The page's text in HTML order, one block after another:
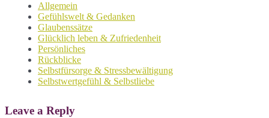
Allgemein
Gefühlswelt & Gedanken
Glaubenssätze
Glücklich leben & Zufriedenheit
Persönliches
Rückblicke
Selbstfürsorge & Stressbewältigung
Selbstwertgefühl & Selbstliebe
Leave a Reply